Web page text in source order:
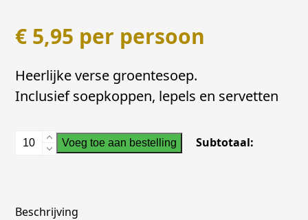
€ 5,95 per persoon
Heerlijke verse groentesoep.
Inclusief soepkoppen, lepels en servetten
GroentesoepVoeg toe aan bestelling Subtotaal:
Beschrijving